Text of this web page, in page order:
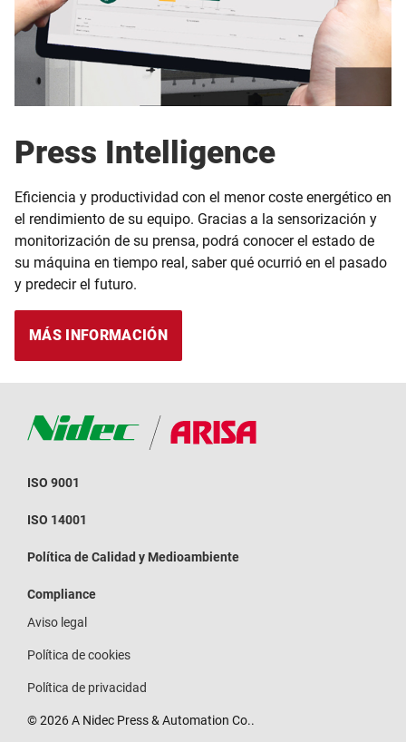
Press Intelligence
Eficiencia y productividad con el menor coste energético en
el rendimiento de su equipo. Gracias a la sensorización y
monitorización de su prensa, podrá conocer el estado de
su máquina en tiempo real, saber qué ocurrió en el pasado
y predecir el futuro.
MÁS INFORMACIÓN
ISO 9001
ISO 14001
Política de Calidad y Medioambiente
Compliance
Aviso legal
Política de cookies
Política de privacidad
© 2026 A Nidec Press & Automation Co..